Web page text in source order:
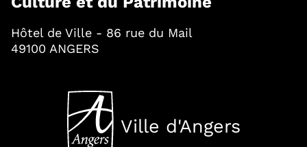
Hôtel de Ville - 86 rue du Mail
49100 ANGERS
Ville d'Angers
, Ouvre une nouvelle